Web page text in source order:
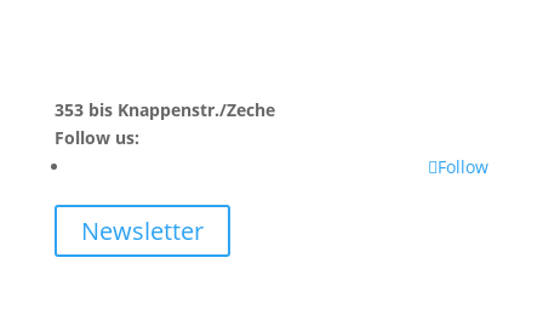
353 bis Knappenstr./Zeche
Follow us:
Follow
Newsletter